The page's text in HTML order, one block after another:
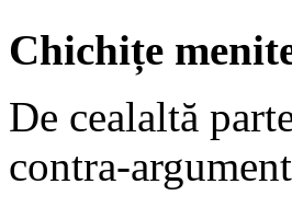
Chichițe
De cealaltă
contra-